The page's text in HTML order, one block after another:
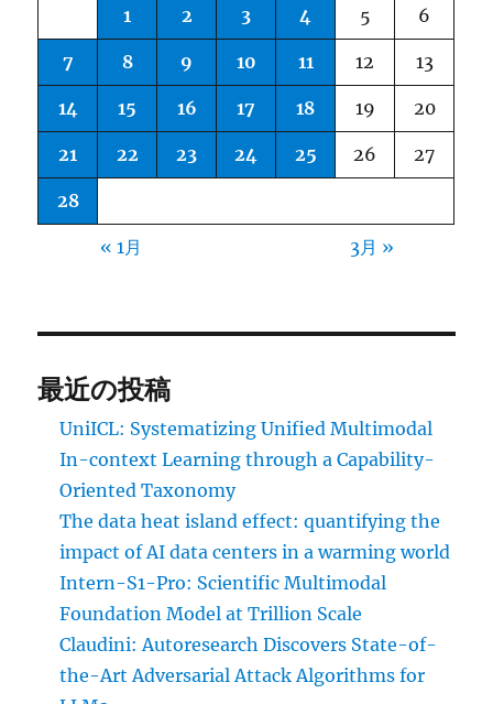
1 2 3 4 5 6
7 8 9 10 11 12 13
14 15 16 17 18 19 20
21 22 23 24 25 26 27
28
« 1月 3月 »
最近の投稿
UniICL: Systematizing Unified Multimodal
In-context Learning through a Capability-
Oriented Taxonomy
The data heat island effect: quantifying the
impact of AI data centers in a warming world
Intern-S1-Pro: Scientific Multimodal
Foundation Model at Trillion Scale
Claudini: Autoresearch Discovers State-of-
the-Art Adversarial Attack Algorithms for